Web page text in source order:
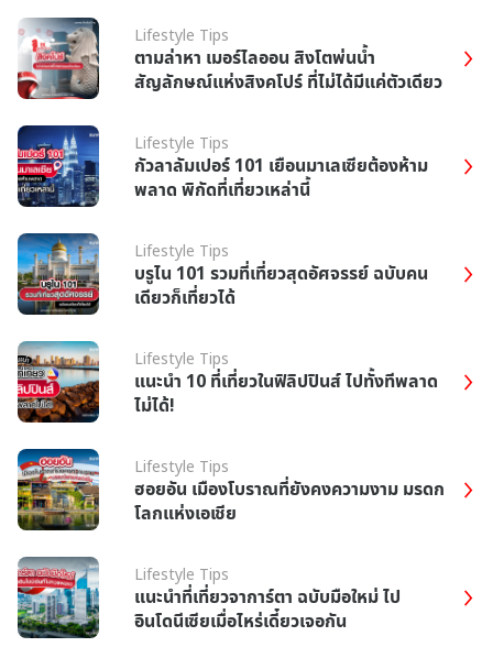
Lifestyle Tips
ตามล่าหา เมอร์ไลออน สิงโตพ่นน้ำ
สัญลักษณ์แห่งสิงคโปร์ ที่ไม่ได้มีแค่ตัวเดียว
Lifestyle Tips
กัวลาลัมเปอร์ 101 เยือนมาเลเซียต้องห้าม
พลาด พิกัดที่เที่ยวเหล่านี้
Lifestyle Tips
บรูไน 101 รวมที่เที่ยวสุดอัศจรรย์ ฉบับคน
เดียวก็เที่ยวได้
Lifestyle Tips
แนะนำ 10 ที่เที่ยวในฟิลิปปินส์ ไปทั้งทีพลาด
ไม่ได้!
Lifestyle Tips
ฮอยอัน เมืองโบราณที่ยังคงความงาม มรดก
โลกแห่งเอเชีย
Lifestyle Tips
แนะนำที่เที่ยวจาการ์ตา ฉบับมือใหม่ ไป
อินโดนีเซียเมื่อไหร่เดี๋ยวเจอกัน